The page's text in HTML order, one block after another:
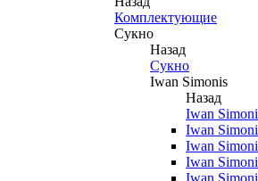
Комплектующие
Сукно
Назад
Сукно
Iwan Simonis
Назад
Iwan
Iwan
Iwan
Iwan
Iwan